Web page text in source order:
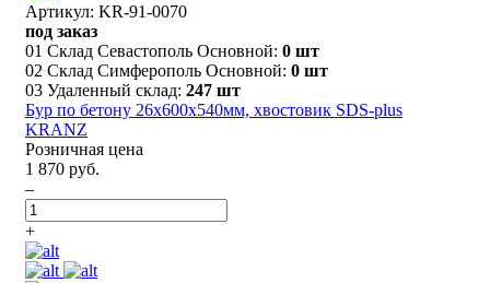
Артикул: KR-91-0070
под заказ
01 Склад Севастополь Основной: 0 шт
02 Склад Симферополь Основной: 0 шт
03 Удаленный склад: 247 шт
Бур по бетону 26x600x540мм, хвостовик SDS-plus
KRANZ
Розничная цена
1 870 руб.
–
+